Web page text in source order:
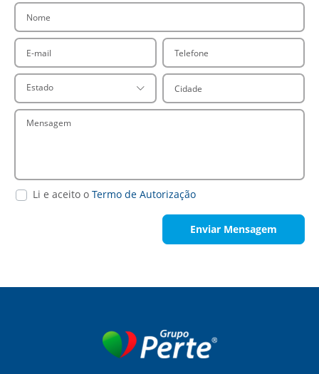
Nome
E-mail Telefone
Estado
Cidade
Mensagem
Li e aceito oTermo de Autorização
Enviar Mensagem